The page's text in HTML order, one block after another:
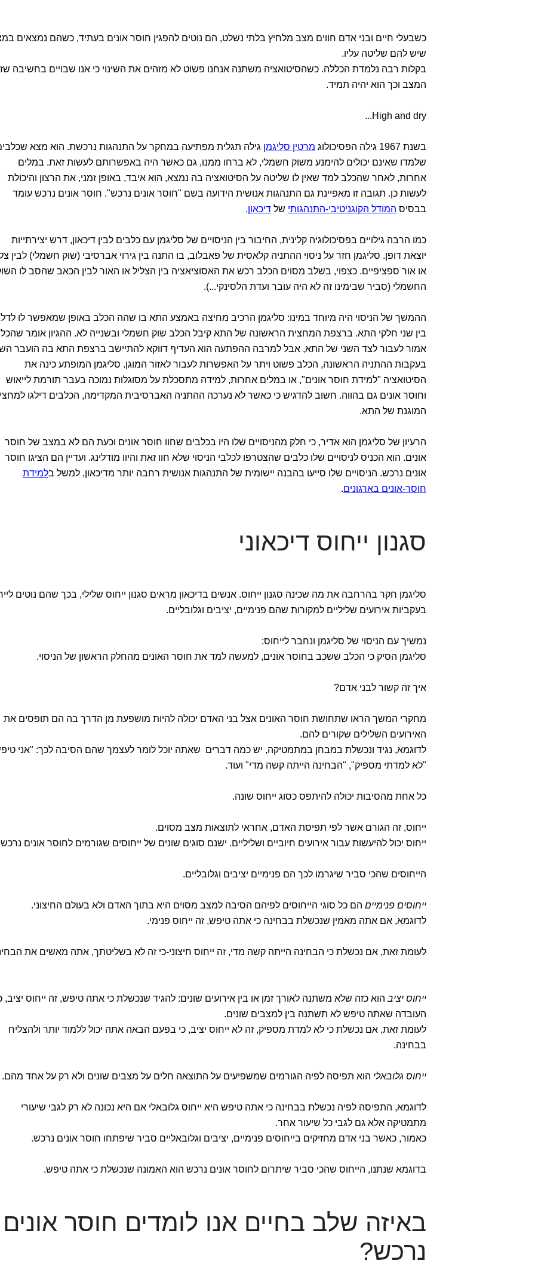
כשבעלי חיים ובני אדם חווים מצב מלחיץ בלתי נשלט, הם נוטים להפגין חוסר אונים בעתיד, כשהם נמצאים
שיש להם שליטה עליו.
בקלות רבה נלמדת הכללה. כשהסיטואציה משתנה אנחנו פשוט לא מזהים את השינוי כי אנו שבויים בחשיבה
המצב וכך הוא יהיה תמיד.
High and dry...
בשנת 1967 גילה הפסיכולוג מרטין סליגמן גילה תגלית מפתיעה במחקר על התנהגות נרכשת. הוא מצא
שלמדו שאינם יכולים להימנע משוק חשמלי, לא ברחו ממנו, גם כאשר היה באפשרותם לעשות זאת. במלים
אחרות, לאחר שהכלב למד שאין לו שליטה על הסיטואציה בה נמצא, הוא איבד, באופן זמני, את הרצון והיכולת
לעשות כן. תגובה זו מאפיינת גם התנהגות אנושית הידועה בשם "חוסר אונים נרכש". חוסר אונים נרכש עומד
בבסיס המודל הקוגניטיבי-התנהגותי של דיכאון.
כמו הרבה גילויים בפסיכולוגיה קלינית, החיבור בין הניסויים של סליגמן עם כלבים לבין דיכאון, דרש יצירתייות
יוצאת דופן. סליגמן חזר על ניסוי ההתניה קלאסית של פאבלוב, בו התנה בין גירוי אברסיבי (שוק חשמלי) לבין
או אור ספציפיים. כצפוי, בשלב מסוים הכלב רכש את האסוציאציה בין הצליל או האור לבין הכאב שהסב לו
החשמלי (סביר שבימינו זה לא היה עובר ועדת הלסינקי...).
ההמשך של הניסוי היה מיוחד במינו: סליגמן הרכיב מחיצה באמצע התא בו שהה הכלב באופן שמאפשר לו
בין שני חלקי התא. ברצפת המחצית הראשונה של התא קיבל הכלב שוק חשמלי ובשנייה לא. ההגיון אומר
אמור לעבור לצד השני של התא, אבל למרבה ההפתעה הוא העדיף דווקא להתיישב ברצפת התא בה הועבר
בעקבות ההתניה הראשונה, הכלב פשוט ויתר על האפשרות לעבור לאזור המוגן. סליגמן המופתע כינה את
הסיטואציה "למידת חוסר אונים", או במלים אחרות, למידה מתסכלת על מסוגלות נמוכה בעבר תורמת לייאוש
וחוסר אונים גם בהווה. חשוב להדגיש כי כאשר לא נערכה ההתניה האברסיבית המקדימה, הכלבים דילגו
המוגנת של התא.
הרעיון של סליגמן הוא אדיר, כי חלק מהניסויים שלו היו בכלבים שחוו חוסר אונים וכעת הם לא במצב של חוסר
אונים. הוא הכניס לניסויים שלו כלבים שהצטרפו לכלבי הניסוי שלא חוו זאת והיוו מודלינג. ועדיין הם הציגו חוסר
אונים נרכש. הניסויים שלו סייעו בהבנה יישומית של התנהגות אנושית רחבה יותר מדיכאון, למשל בלמידת
חוסר-אונים בארגונים.
סגנון ייחוס דיכאוני
סליגמן חקר בהרחבה את מה שכינה סגנון ייחוס. אנשים בדיכאון מראים סגנון ייחוס שלילי, בכך שהם נוטים
בעקביות אירועים שליליים למקורות שהם פנימיים, יציבים וגלובליים.
נמשיך עם הניסוי של סליגמן ונחבר לייחוס:
סליגמן הסיק כי הכלב ששכב בחוסר אונים, למעשה למד את חוסר האונים מהחלק הראשון של הניסוי.
איך זה קשור לבני אדם?
מחקרי המשך הראו שתחושת חוסר האונים אצל בני האדם יכולה להיות מושפעת מן הדרך בה הם תופסים את
האירועים השלילים שקורים להם.
לדוגמא, נגיד ונכשלת במבחן במתמטיקה, יש כמה דברים שאתה יוכל לומר לעצמך שהם הסיבה לכך: "אני
"לא למדתי מספיק", "הבחינה הייתה קשה מדי" ועוד.
כל אחת מהסיבות יכולה להיתפס כסוג ייחוס שונה.
ייחוס, זה הגורם אשר לפי תפיסת האדם, אחראי לתוצאות מצב מסוים.
ייחוס יכול להיעשות עבור אירועים חיוביים ושליליים. ישנם סוגים שונים של ייחוסים שגורמים לחוסר אונים
הייחוסים שהכי סביר שיגרמו לכך הם פנימיים יציבים וגלובליים.
ייחוסים פנימיים הם כל סוגי הייחוסים לפיהם הסיבה למצב מסוים היא בתוך האדם ולא בעולם החיצוני.
לדוגמא, אם אתה מאמין שנכשלת בבחינה כי אתה טיפש, זה ייחוס פנימי.
לעומת זאת, אם נכשלת כי הבחינה הייתה קשה מדי, זה ייחוס חיצוני-כי זה לא בשליטתך, אתה מאשים את
ייחוס יציב הוא כזה שלא משתנה לאורך זמן או בין אירועים שונים: להגיד שנכשלת כי אתה טיפש, זה ייחוס יציב,
העובדה שאתה טיפש לא תשתנה בין למצבים שונים.
לעומת זאת, אם נכשלת כי לא למדת מספיק, זה לא ייחוס יציב, כי בפעם הבאה אתה יכול ללמוד יותר ולהצליח
בבחינה.
ייחוס גלובאלי הוא תפיסה לפיה הגורמים שמשפיעים על התוצאה חלים על מצבים שונים ולא רק על אחד מהם.
לדוגמא, התפיסה לפיה נכשלת בבחינה כי אתה טיפש היא ייחוס גלובאלי אם היא נכונה לא רק לגבי שיעורי
מתמטיקה אלא גם לגבי כל שיעור אחר.
כאמור, כאשר בני אדם מחזיקים בייחוסים פנימיים, יציבים וגלובאליים סביר שיפתחו חוסר אונים נרכש.
בדוגמא שנתנו, הייחוס שהכי סביר שיתרום לחוסר אונים נרכש הוא האמונה שנכשלת כי אתה טיפש.
באיזה שלב בחיים אנו לומדים חוסר אונים
נרכש?